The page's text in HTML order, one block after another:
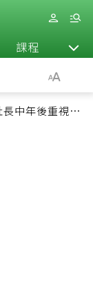
課程 退休
中年後重視和